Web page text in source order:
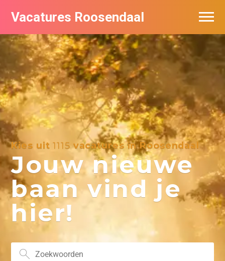
Vacatures Roosendaal
Kies uit1115vacatures in Roosendaal
Jouw nieuwe
baan vind je
hier!
Vacatures bij bedrijven
De populairste vacatures in Roosendaal